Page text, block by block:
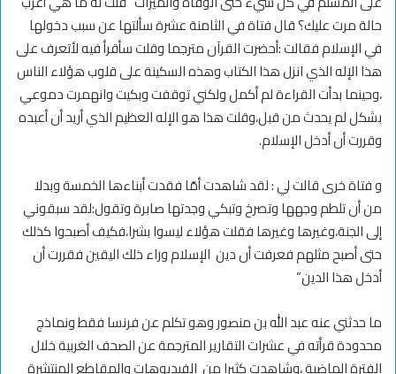
حالة مرت عليك؟ قال فتاة في الثامنة عشرة سألتها عن سبب دخولها
في الإسلام فقالت :أحضرت القرآن مترجما وقلت سأقرأ فيه لأتعرف على
هذا الإله الذي انزل هذا الكتاب وهذه السكينة على قلوب هؤلاء الناس
،وحينما بدأت القراءة لم أكمل ولكني توقفت وبكيت وانهمرت دموعي
بشكل لم يحدث من قبل،وقلت هذا هو الإله العظيم الذي أريد أن أعبده
وقررت أن أدخل الإسلام.
‏و فتاة خرى قالت لي : لقد شاهدت أمّا فقدت أبناءها الخمسة وبدلا
من أن تلطم وجهها وتصرخ وتبكي وجدتها صابرة وتقول:لقد سبقوني
إلى الجنة،وغيرها وغيرها فقلت هؤلاء ليسوا بشرا،فكيف أصبحوا كذلك
حتى أصبح مثلهم فعرفت أن دين الإسلام وراء ذلك اليقين فقررت أن
أدخل هذا الدين“
‏ما حدثني عنه عبد الله بن منصور وهو تكلم عن فرنسا فقط ونماذج
محدودة قرأته في عشرات التقارير المترجمة عن الصحف الغربية خلال
الفترة الماضية ،وشاهدت كثيرا من الفيديوهات والمقاطع المنتشرة